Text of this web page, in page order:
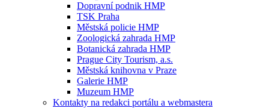
Dopravní podnik HMP
TSK Praha
Městská policie HMP
Zoologická zahrada HMP
Botanická zahrada HMP
Prague City Tourism, a.s.
Městská knihovna v Praze
Galerie HMP
Muzeum HMP
Kontakty na redakci portálu a webmastera